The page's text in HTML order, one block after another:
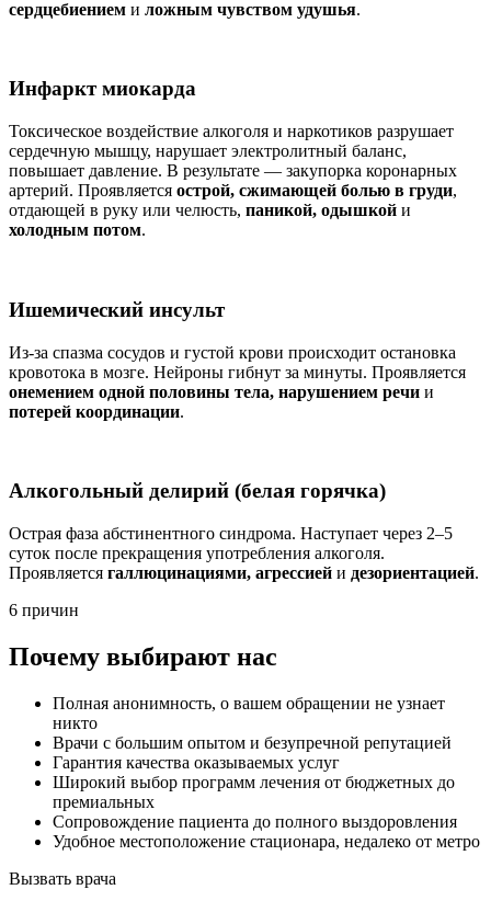
сердцебиением и ложным чувством удушья.
Инфаркт миокарда
Токсическое воздействие алкоголя и наркотиков разрушает
сердечную мышцу, нарушает электролитный баланс,
повышает давление. В результате — закупорка коронарных
артерий. Проявляется острой, сжимающей болью в груди,
отдающей в руку или челюсть, паникой, одышкой и
холодным потом.
Ишемический инсульт
Из-за спазма сосудов и густой крови происходит остановка
кровотока в мозге. Нейроны гибнут за минуты. Проявляется
онемением одной половины тела, нарушением речи и
потерей координации.
Алкогольный делирий (белая горячка)
Острая фаза абстинентного синдрома. Наступает через 2–5
суток после прекращения употребления алкоголя.
Проявляется галлюцинациями, агрессией и дезориентацией.
6 причин
Почему выбирают нас
Полная анонимность, о вашем обращении не узнает
никто
Врачи с большим опытом и безупречной репутацией
Гарантия качества оказываемых услуг
Широкий выбор программ лечения от бюджетных до
премиальных
Сопровождение пациента до полного выздоровления
Удобное местоположение стационара, недалеко от метро
Вызвать врача